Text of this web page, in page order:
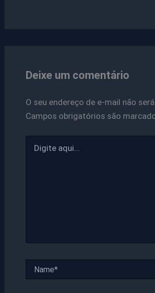
Deixe um comentário
O seu endereço de e-mail não
Campos obrigatórios são
aqui...